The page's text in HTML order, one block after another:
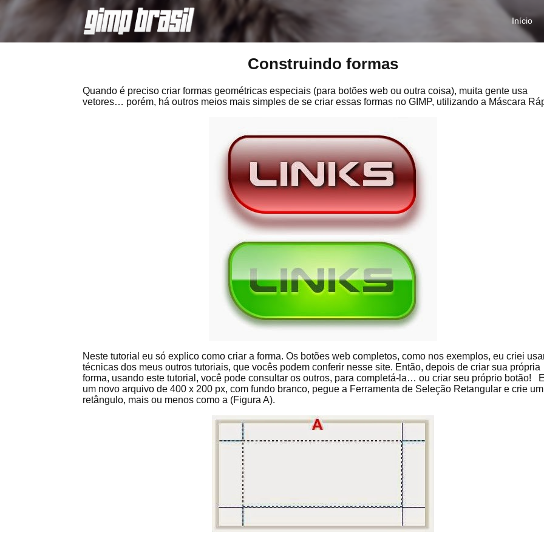
Início
Construindo formas
Quando é preciso criar formas geométricas especiais (para botões web ou outra coisa), muita gente usa
vetores… porém, há outros meios mais simples de se criar essas formas no GIMP, utilizando a Máscara
Neste tutorial eu só explico como criar a forma. Os botões web completos, como nos exemplos, eu criei
técnicas dos meus outros tutoriais, que vocês podem conferir nesse site. Então, depois de criar sua própria
forma, usando este tutorial, você pode consultar os outros, para completá-la… ou criar seu próprio botão!
um novo arquivo de 400 x 200 px, com fundo branco, pegue a Ferramenta de Seleção Retangular e crie um
retângulo, mais ou menos como a (Figura A).